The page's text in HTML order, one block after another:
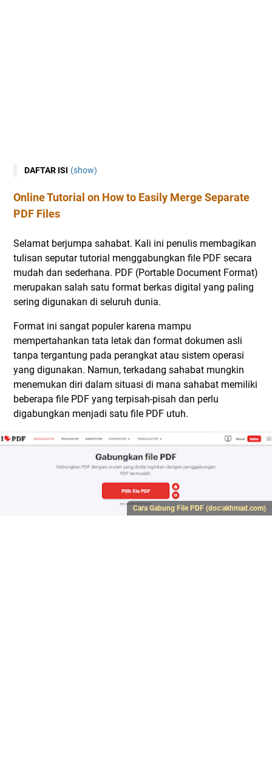
DAFTAR ISI (show)
Online Tutorial on How to Easily Merge Separate
PDF Files
Selamat berjumpa sahabat. Kali ini penulis membagikan
tulisan seputar tutorial menggabungkan file PDF secara
mudah dan sederhana. PDF (Portable Document Format)
merupakan salah satu format berkas digital yang paling
sering digunakan di seluruh dunia.
Format ini sangat populer karena mampu
mempertahankan tata letak dan format dokumen asli
tanpa tergantung pada perangkat atau sistem operasi
yang digunakan. Namun, terkadang sahabat mungkin
menemukan diri dalam situasi di mana sahabat memiliki
beberapa file PDF yang terpisah-pisah dan perlu
digabungkan menjadi satu file PDF utuh.
Cara Gabung File PDF (doc:akhmad.com)